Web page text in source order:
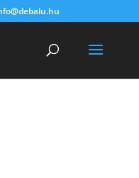
already defined in
on line